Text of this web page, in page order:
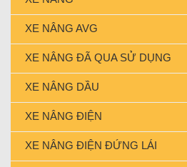
XE NÂNG AVG
XE NÂNG ĐÃ QUA SỬ DỤNG
XE NÂNG DẦU
XE NÂNG ĐIỆN
XE NÂNG ĐIỆN ĐỨNG LÁI